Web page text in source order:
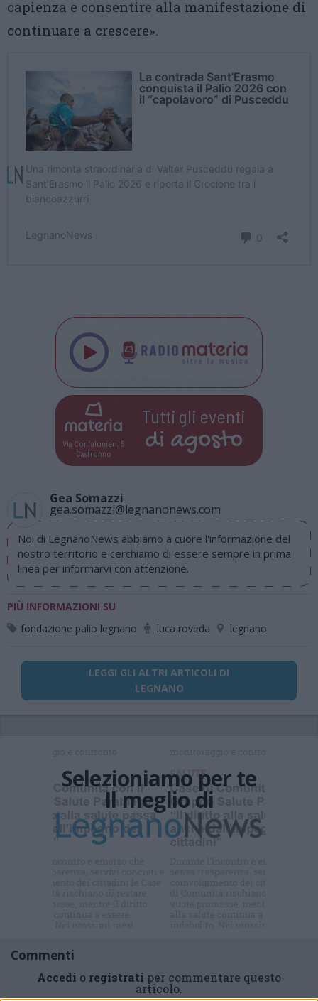
capienza e consentire alla manifestazione di
continuare a crescere».
Via Confalonieri, 5
Castronno
Tutti gli eventi
di agosto
Gea Somazzi
gea.somazzi@legnanonews.com
Noi di LegnanoNews abbiamo a cuore l'informazione del
nostro territorio e cerchiamo di essere sempre in prima
linea per informarvi con attenzione.
PIÙ INFORMAZIONI SU
fondazione palio legnano
luca roveda legnano
LEGGI GLI ALTRI ARTICOLI DI
LEGNANO
Selezioniamo per te
Il meglio di
Commenti
Accedi o registrati per commentare questo
articolo.